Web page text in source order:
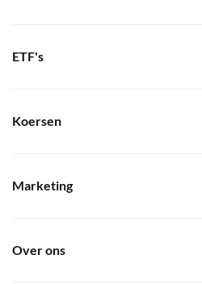
ETF's
Koersen
Marketing
Over ons